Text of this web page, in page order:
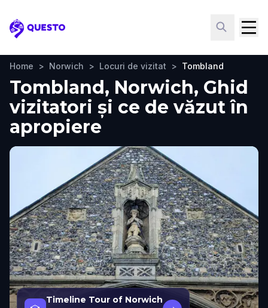
Questo
Home > Norwich > Locuri de vizitat > Tombland
Tombland, Norwich, Ghid
vizitatori și ce de văzut în
apropiere
Timeline Tour of Norwich